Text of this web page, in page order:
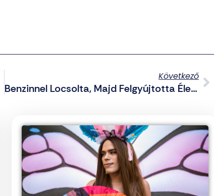
Következő
Benzinnel Locsolta, Majd Felgyújtotta Élettársát Egy Ugandai